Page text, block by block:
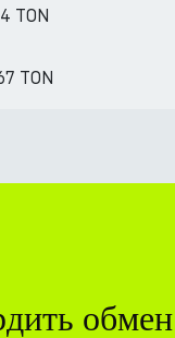
TON
TON
обмен